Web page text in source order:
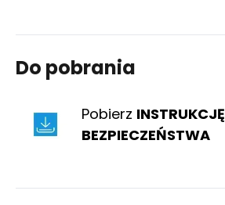
Do pobrania
Pobierz INSTRUKCJĘ
BEZPIECZEŃSTWA